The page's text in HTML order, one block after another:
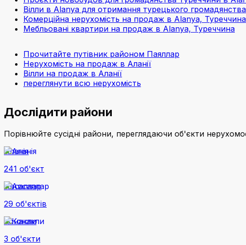
Вілли в Alanya для отримання турецького
Комерційна нерухомість на продаж в Alanya, Туреччина
Мебльовані квартири на продаж в Alanya, Туреччина
Прочитайте путівник районом Паяллар
Нерухомість на продаж в Аланії
Вілли на продаж в Аланії
переглянути всю нерухомість
Дослідити райони
Порівнюйте сусідні райони, переглядаючи об'єкти
Аланія
241 об'єкт
Авсаллар
29 об'єктів
Конакли
3 об'єкти